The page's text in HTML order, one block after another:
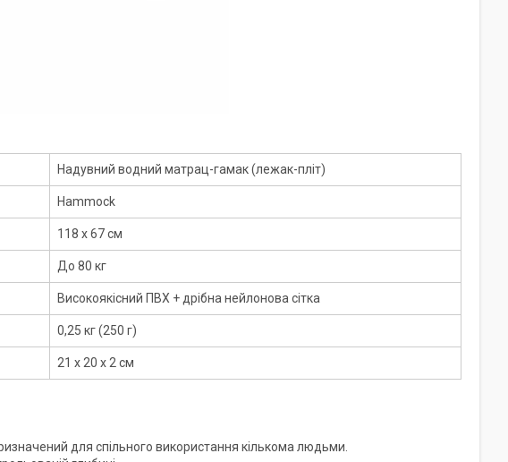
Надувний водний матрац-гамак (лежак-пліт)
Hammock
118 х 67 см
До 80 кг
Високоякісний ПВХ + дрібна нейлонова сітка
0,25 кг (250 г)
21 х 20 х 2 см
для спільного використання кількома людьми.